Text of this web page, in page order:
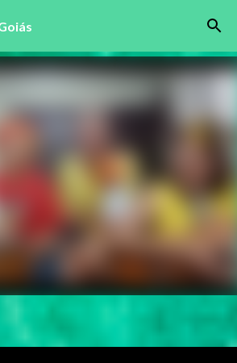
para o conteúdo principal